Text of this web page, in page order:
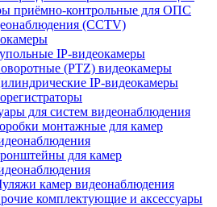
приёмно-контрольные для ОПС
(CCTV)
IP-видеокамеры
(PTZ) видеокамеры
IP-видеокамеры
для систем видеонаблюдения
монтажные для камер
для камер
камер видеонаблюдения
комплектующие и аксессуары